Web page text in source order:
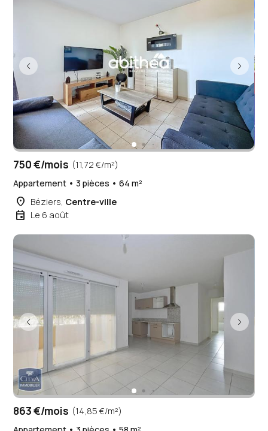
750 €/mois (11,72 €/m²)
Appartement • 3 pièces • 64 m²
place Béziers, Centre-ville
event Le 6 août
863 €/mois (14,85 €/m²)